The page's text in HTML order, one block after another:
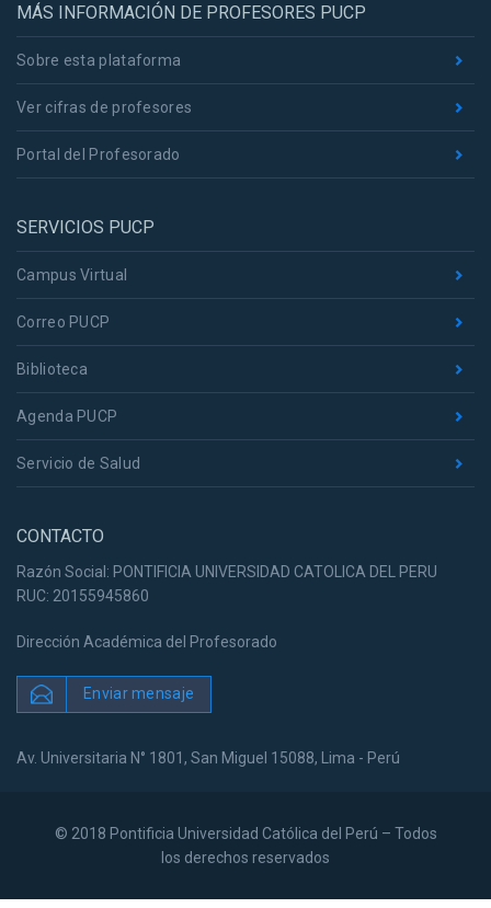
MÁS INFORMACIÓN DE PROFESORES PUCP
Sobre esta plataforma
Ver cifras de profesores
Portal del Profesorado
SERVICIOS PUCP
Campus Virtual
Correo PUCP
Biblioteca
Agenda PUCP
Servicio de Salud
CONTACTO
Razón Social: PONTIFICIA UNIVERSIDAD CATOLICA DEL PERU
RUC: 20155945860
Dirección Académica del Profesorado
Enviar mensaje
Av. Universitaria N° 1801, San Miguel 15088, Lima - Perú
© 2018 Pontificia Universidad Católica del Perú – Todos
los derechos reservados